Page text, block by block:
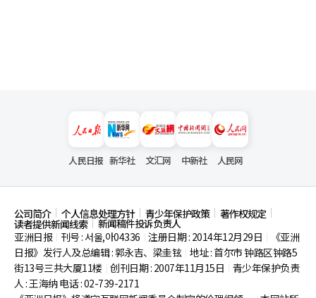
人民日报 新华社 文汇网 中新社 人民网
公司简介 个人信息处理方针 青少年保护政策 著作权规定
读者提供新闻线索
新闻稿件投诉负责人
亚洲日报
刊号 : 서울,아04336 注册日期 : 2014年12月29日
《亚洲
日报》发行人及总编辑 : 郭永吉、梁圭铉 地址 : 首尔市钟路区钟路5
街13号三共大厦11楼 创刊日期 : 2007年11月15日
青少年保护负责
人 : 王海纳 电话 : 02-739-2171